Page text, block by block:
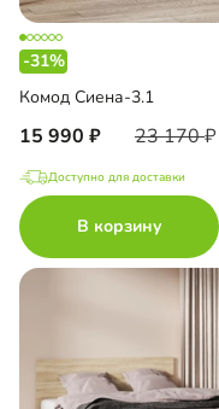
-31%
Комод Сиена-3.1
15 990 23 170
Доступно для доставки
В корзину